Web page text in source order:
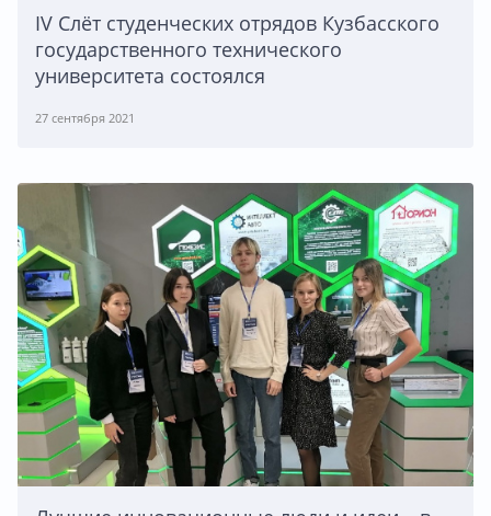
IV Слёт студенческих отрядов Кузбасского
государственного технического
университета состоялся
27 сентября 2021